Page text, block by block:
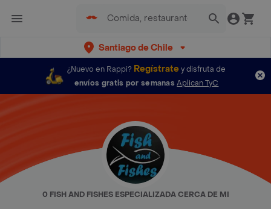
Santiago de Chile
¿Nuevo en Rappi? Regístratey disfruta de
envíos gratis por semanas Aplican TyC
0 FISH AND FISHES ESPECIALIZADA CERCA DE MI